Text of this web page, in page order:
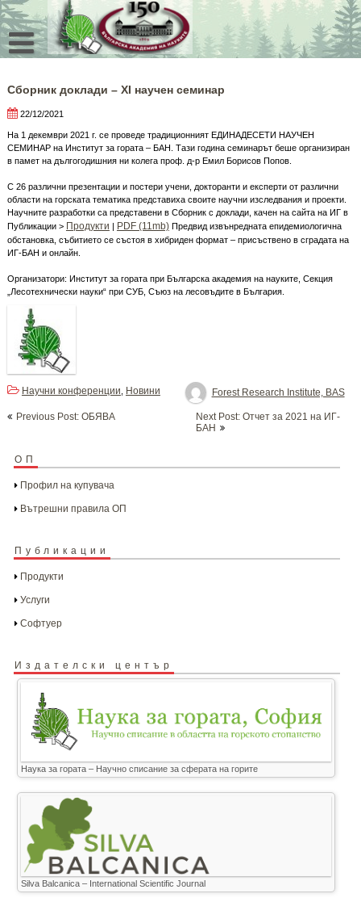
Skip
to
content
Сборник доклади – XI научен семинар
22/12/2021
На 1 декември 2021 г. се проведе традиционният ЕДИНАДЕСЕТИ НАУЧЕН
СЕМИНАР на Институт за гората – БАН. Тази година семинарът беше организиран
в памет на дългогодишния ни колега проф. д-р Емил Борисов Попов.
С 26 различни презентации и постери учени, докторанти и експерти от различни
области на горската тематика представиха своите научни изследвания и проекти.
Научните разработки са представени в Сборник с доклади, качен на сайта на ИГ в
Публикации > Продукти | PDF (11mb)Предвид извънредната епидемиологична
обстановка, събитието се състоя в хибриден формат – присъствено в сградата на
ИГ-БАН и онлайн.
Организатори: Институт за гората при Българска академия на науките, Секция
„Лесотехнически науки“ при СУБ, Съюз на лесовъдите в България.
Forest Research Institute, BAS
Научни конференции
Новини
navigation
Previous Post: ОБЯВА
Next Post: Отчет за 2021 на ИГ-
БАН
ОП
Профил на купувача
Вътрешни правила ОП
Публикации
Продукти
Услуги
Софтуер
Издателски център
Наука за гората – Научно списание за сферата на горите
Silva Balcanica – International Scientific Journal